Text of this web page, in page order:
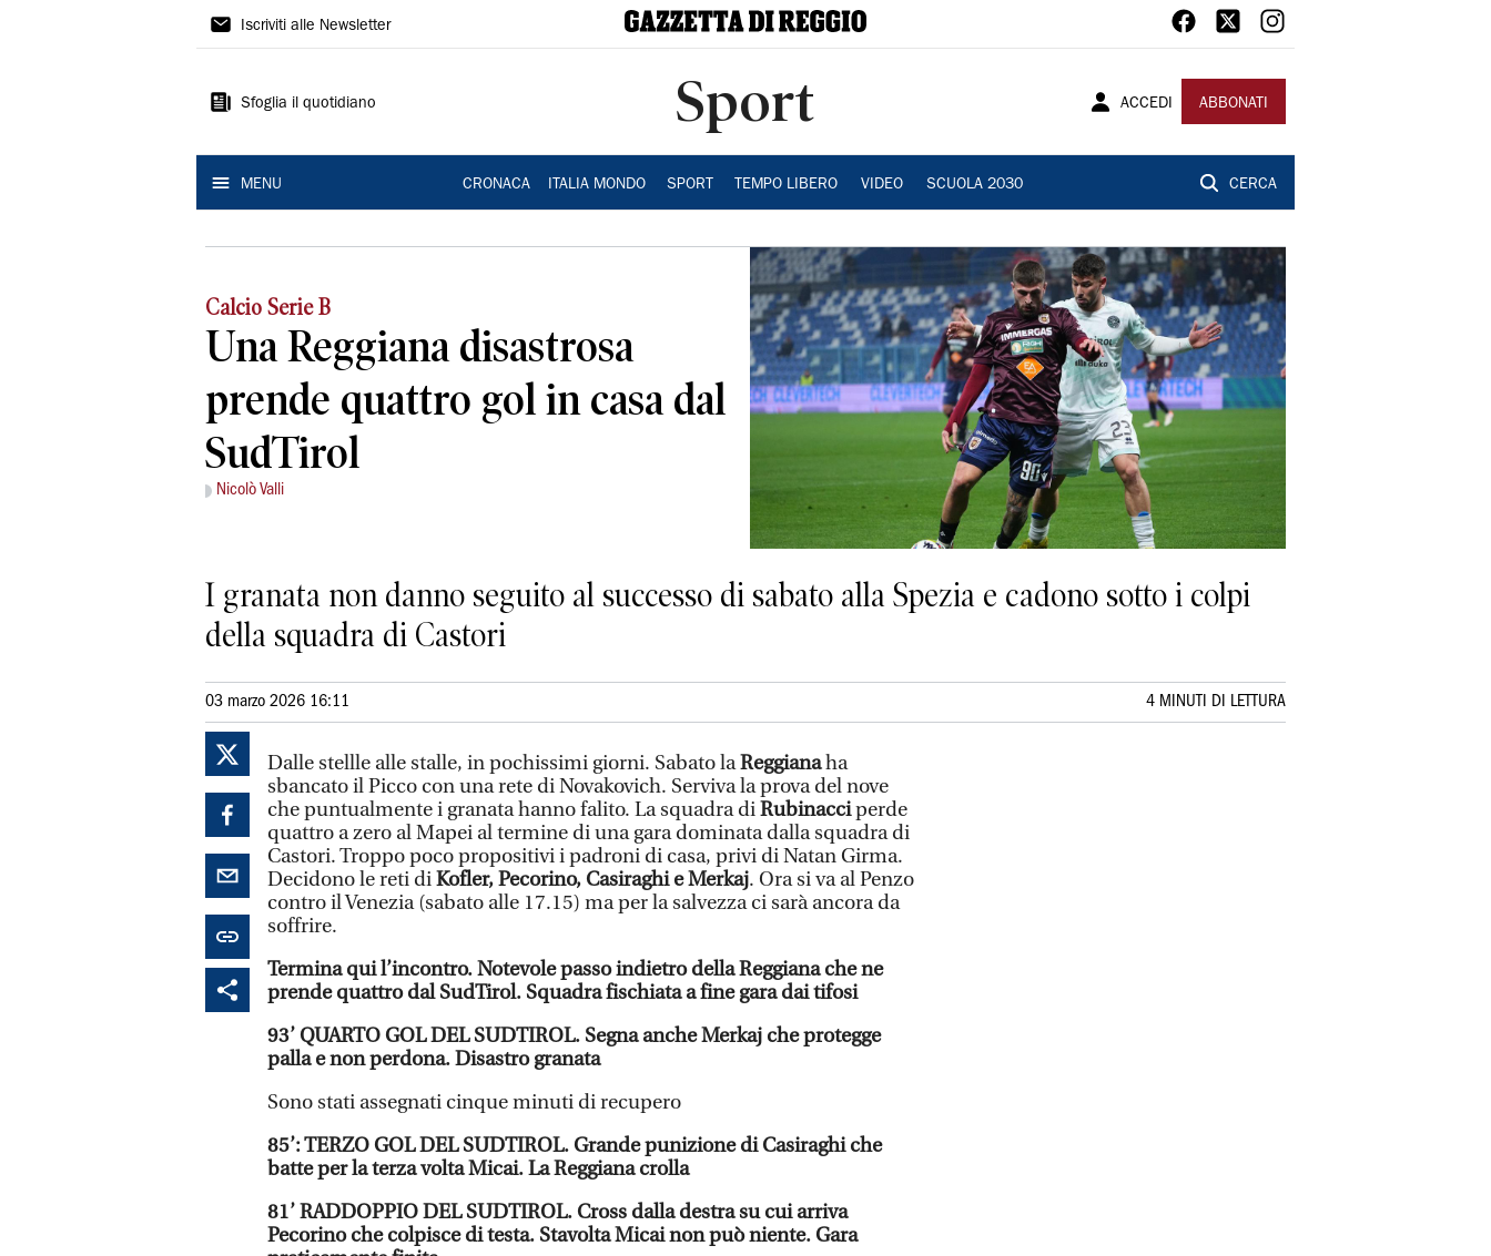
Gazzetta
Reggio
Iscriviti alle Newsletter
Sfoglia il quotidiano Sport ACCEDI ABBONATI
MENU CRONACA ITALIA MONDO SPORT TEMPO LIBERO VIDEO SCUOLA 2030 CERCA
Calcio Serie B
Una Reggiana disastrosa
prende quattro gol in casa dal
SudTirol
Nicolò Valli
I granata non danno seguito al successo di sabato alla Spezia e cadono sotto i colpi
della squadra di Castori
03 marzo 2026 16:11 4 MINUTI DI LETTURA
Dalle stellle alle stalle, in pochissimi giorni. Sabato laReggianaha
sbancato il Picco con una rete di Novakovich. Serviva la prova del nove
che puntualmente i granata hanno falito. La squadra diRubinacciperde
quattro a zero al Mapei al termine di una gara dominata dalla squadra di
Castori. Troppo poco propositivi i padroni di casa, privi di Natan Girma.
Decidono le reti diKofler, Pecorino, Casiraghi e Merkaj. Ora si va al Penzo
contro il Venezia (sabato alle 17.15) ma per la salvezza ci sarà ancora da
soffrire.
Termina qui l’incontro. Notevole passo indietro della Reggiana che ne
prende quattro dal SudTirol. Squadra fischiata a fine gara dai tifosi
93’ QUARTO GOL DEL SUDTIROL. Segna anche Merkaj che protegge
palla e non perdona. Disastro granata
Sono stati assegnati cinque minuti di recupero
85’: TERZO GOL DEL SUDTIROL. Grande punizione di Casiraghi che
batte per la terza volta Micai. La Reggiana crolla
81’ RADDOPPIO DEL SUDTIROL. Cross dalla destra su cui arriva
Pecorino che colpisce di testa. Stavolta Micai non può niente. Gara